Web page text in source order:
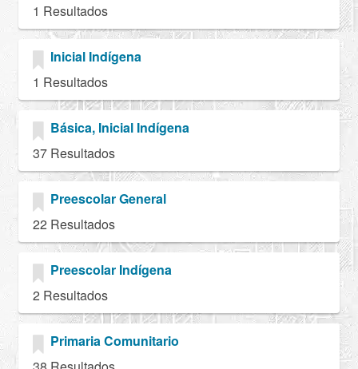
1 Resultados
Inicial Indígena
1 Resultados
Básica, Inicial Indígena
37 Resultados
Preescolar General
22 Resultados
Preescolar Indígena
2 Resultados
Primaria Comunitario